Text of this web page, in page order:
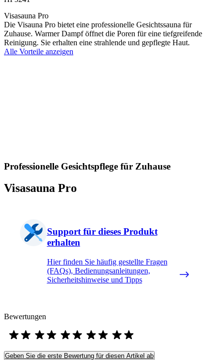
Visasauna Pro
Die Visauna Pro bietet eine professionelle Gesichtssauna für
Zuhause. Warmer Dampf öffnet die Poren für eine tiefgreifende
Reinigung. Sie erhalten eine strahlende und gepflegte Haut.
Alle Vorteile anzeigen
Professionelle Gesichtspflege für Zuhause
Visasauna Pro
Support für dieses Produkt
erhalten
Hier finden Sie häufig gestellte Fragen
(FAQs), Bedienungsanleitungen,
Sicherheitshinweise und Tipps
Bewertungen
Geben Sie die erste Bewertung für diesen Artikel ab